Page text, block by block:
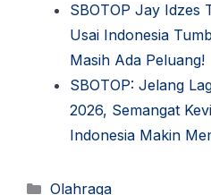
SBOTOP Jay Idzes
Usai Indonesia
Masih Ada Peluang!
SBOTOP: Jelang
2026, Semangat
Indonesia Makin
Kategori
Olahraga